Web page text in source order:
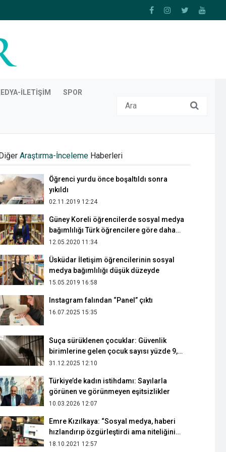
İLETIŞIM SPOR
Araştırma-İncelemeHaberleri
Güney Koreli öğrencilerde sosyal medya
bağımlılığı Türk öğrencilere göre daha
fazla
12.05.2020 11:34
Üsküdar İletişim öğrencilerinin sosyal
medya bağımlılığı düşük düzeyde
15.05.2019 16:58
Instagram falından “Panel” çıktı
16.07.2025 15:35
Suça sürüklenen çocuklar: Güvenlik
birimlerine gelen çocuk sayısı yüzde 9,8
Türkiye’de kadın istihdamı: Sayılarla
görünen ve görünmeyen eşitsizlikler
10.03.2026 12:07
Emre Kızılkaya: “Sosyal medya, haberi
hızlandırıp özgürleştirdi ama niteliğini
artırmadı”
18.10.2021 12:57
Eurovision yarışması, gerçekti hayal oldu
30.01.2022 00:04